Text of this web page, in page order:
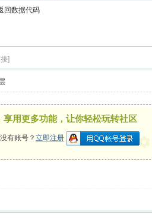
回数据代码
]
用更多功能，让你轻松玩转社区
有账号？ 立即注册